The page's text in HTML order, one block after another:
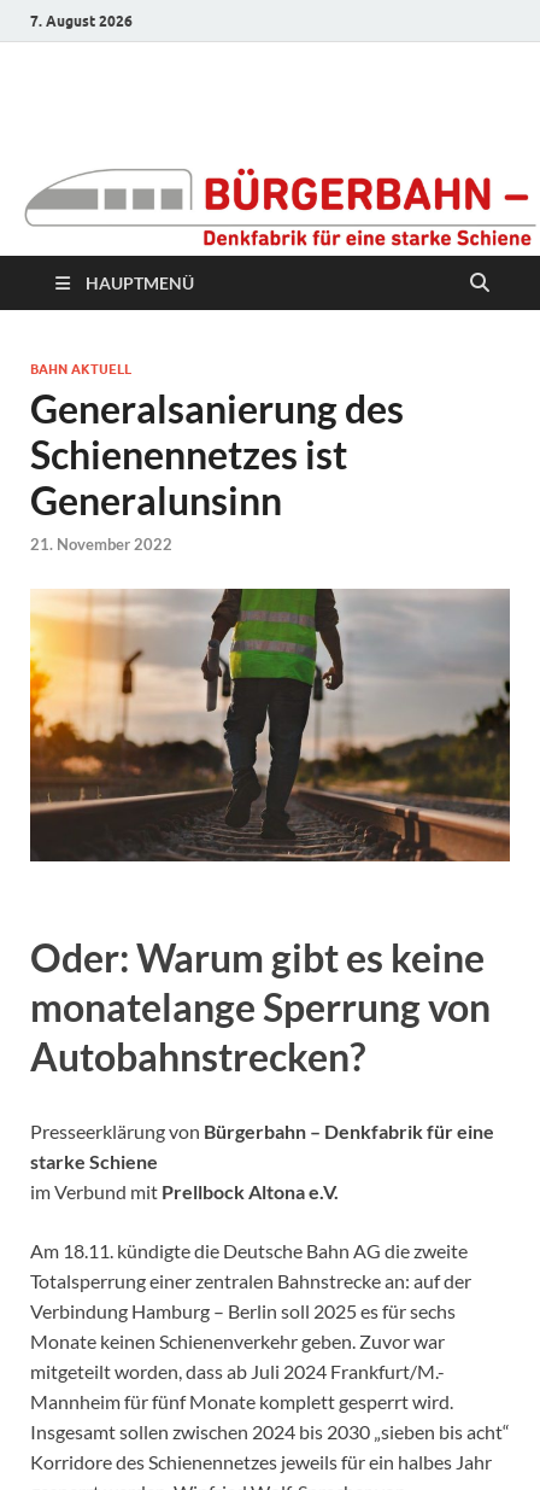
7. August 2026
Denkfabrik für eine
starke Schiene
HAUPTMENÜ
BAHN AKTUELL
Generalsanierung des
Schienennetzes ist
Generalunsinn
21. November 2022
Oder: Warum gibt es keine
monatelange Sperrung von
Autobahnstrecken?
Presseerklärung von Bürgerbahn – Denkfabrik für eine
starke Schiene
im Verbund mit Prellbock Altona e.V.
Am 18.11. kündigte die Deutsche Bahn AG die zweite
Totalsperrung einer zentralen Bahnstrecke an: auf der
Verbindung Hamburg – Berlin soll 2025 es für sechs
Monate keinen Schienenverkehr geben. Zuvor war
mitgeteilt worden, dass ab Juli 2024 Frankfurt/M.-
Mannheim für fünf Monate komplett gesperrt wird.
Insgesamt sollen zwischen 2024 bis 2030 „sieben bis acht“
Korridore des Schienennetzes jeweils für ein halbes Jahr